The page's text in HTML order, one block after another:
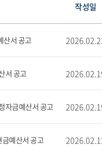
작성일
산서 공고
서 공고
자금예산서 공고
예산서 공고